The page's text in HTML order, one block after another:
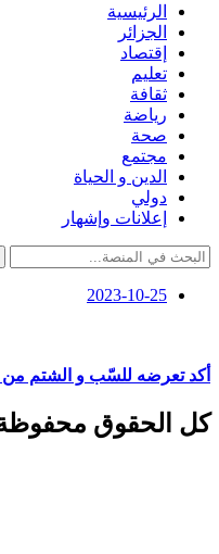
الرئيسية
الجزائر
إقتصاد
تعليم
ثقافة
رياضة
صحة
مجتمع
الدين و الحياة
دولي
إعلانات وإشهار
2023-10-25
أكد تعرضه للسّب و الشتم من
كل الحقوق محفوظة